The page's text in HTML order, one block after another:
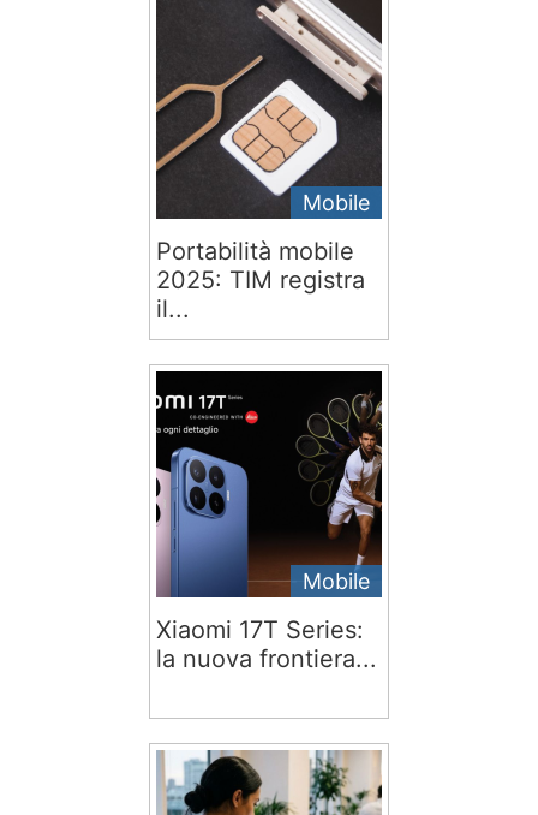
Mobile
Portabilità mobile
2025: TIM registra
il...
Mobile
Xiaomi 17T Series:
la nuova frontiera...